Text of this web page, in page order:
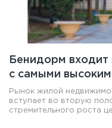
Бенидорм входит
с самыми
Рынок жилой
вступает во вторую
стремительного роста